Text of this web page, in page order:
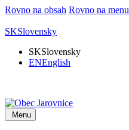
Rovno na obsah Rovno na menu
SKSlovensky
SKSlovensky
ENEnglish
Menu